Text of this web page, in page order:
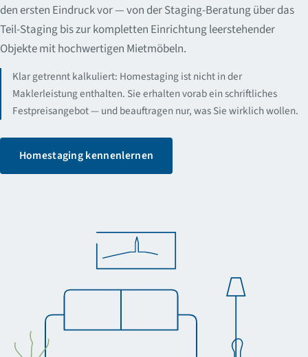
den ersten Eindruck vor — von der Staging-Beratung über das
Teil-Staging bis zur kompletten Einrichtung leerstehender
Objekte mit hochwertigen Mietmöbeln.
Klar getrennt kalkuliert: Homestaging ist nicht in der
Maklerleistung enthalten. Sie erhalten vorab ein schriftliches
Festpreisangebot — und beauftragen nur, was Sie wirklich wollen.
Homestaging kennenlernen